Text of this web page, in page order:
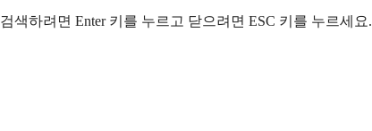
검색하려면 Enter 키를 누르고 닫으려면 ESC 키를 누르세요.